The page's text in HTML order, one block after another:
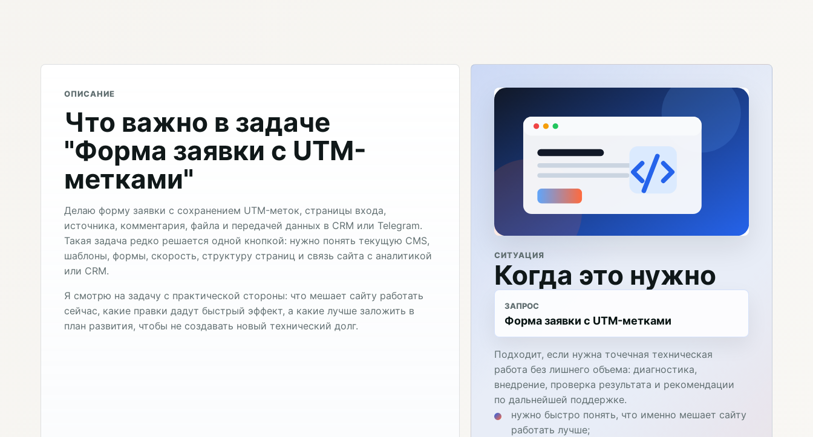
ОПИСАНИЕ
Что важно в задаче
"Форма заявки с UTM-
метками"
Делаю форму заявки с сохранением UTM-меток, страницы входа,
источника, комментария, файла и передачей данных в CRM или Telegram.
Такая задача редко решается одной кнопкой: нужно понять текущую CMS,
шаблоны, формы, скорость, структуру страниц и связь сайта с аналитикой
или CRM.
Я смотрю на задачу с практической стороны: что мешает сайту работать
сейчас, какие правки дадут быстрый эффект, а какие лучше заложить в
план развития, чтобы не создавать новый технический долг.
СИТУАЦИЯ
Когда это нужно
ЗАПРОС
Форма заявки с UTM-метками
Подходит, если нужна точечная техническая
работа без лишнего объема: диагностика,
внедрение, проверка результата и рекомендации
по дальнейшей поддержке.
нужно быстро понять, что именно мешает сайту
работать лучше;